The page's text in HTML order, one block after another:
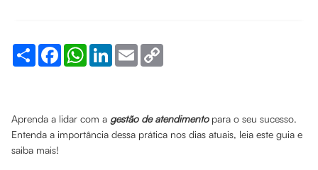
Share FacebookWhatsApp
LinkedInEmail
Aprenda a lidar com a gestão de atendimentopara o seu sucesso.
Entenda a importância dessa prática nos dias atuais, leia este guia e
saiba mais!